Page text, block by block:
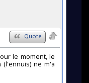
Quote
le moment, le
(l'ennuis) ne m'a